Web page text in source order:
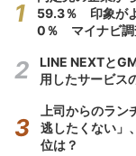
59.3％ 印象が
0％ マイナビ調
LINE NEXTと
用したサービス
上司からのラ
逃したくない」
位は？